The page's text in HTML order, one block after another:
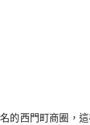
的西門町商圈，